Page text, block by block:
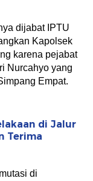
dijabat IPTU
Kapolsek
karena pejabat
Nurcahyo yang
Empat.
di Jalur
Terima
di